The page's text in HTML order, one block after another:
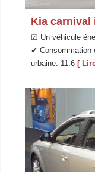
Kia carnival
☑ Un véhicule
✔ Consommation
urbaine: 11.6 [